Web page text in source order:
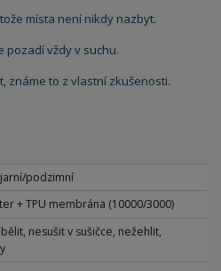
místa není nikdy nazbyt.
pozadí vždy v suchu.
známe to z vlastní zkušenosti.
podzimní
+ TPU membrána (10000/3000)
nesušit v sušičce, nežehlit,